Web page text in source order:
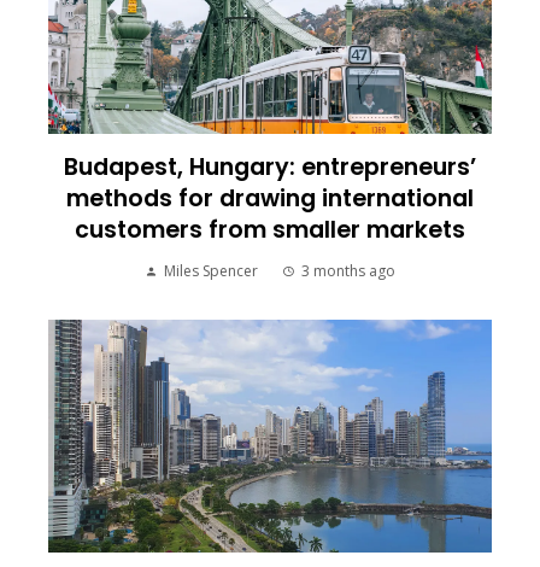
Budapest, Hungary: entrepreneurs’
methods for drawing international
customers from smaller markets
Miles Spencer 3 months ago